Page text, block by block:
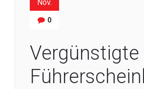
Nov.
0
Vergünstigte